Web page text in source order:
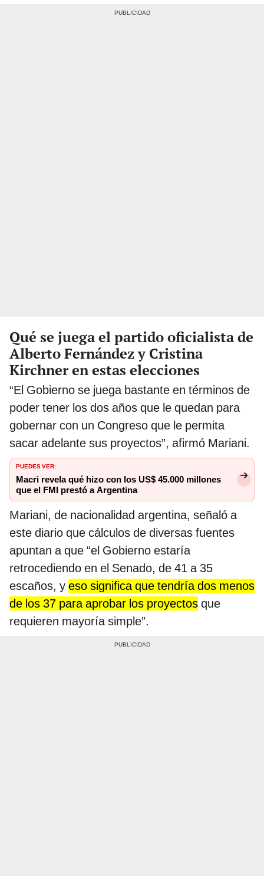
Qué se juega el partido oficialista de
Alberto Fernández y Cristina
Kirchner en estas elecciones
“El Gobierno se juega bastante en términos de
poder tener los dos años que le quedan para
gobernar con un Congreso que le permita
sacar adelante sus proyectos”, afirmó Mariani.
PUEDES VER:
Macri revela qué hizo con los US$ 45.000 millones
que el FMI prestó a Argentina
Mariani, de nacionalidad argentina, señaló a
este diario que cálculos de diversas fuentes
apuntan a que “el Gobierno estaría
retrocediendo en el Senado, de 41 a 35
escaños, y eso significa que tendría dos menos
de los 37 para aprobar los proyectos que
requieren mayoría simple”.